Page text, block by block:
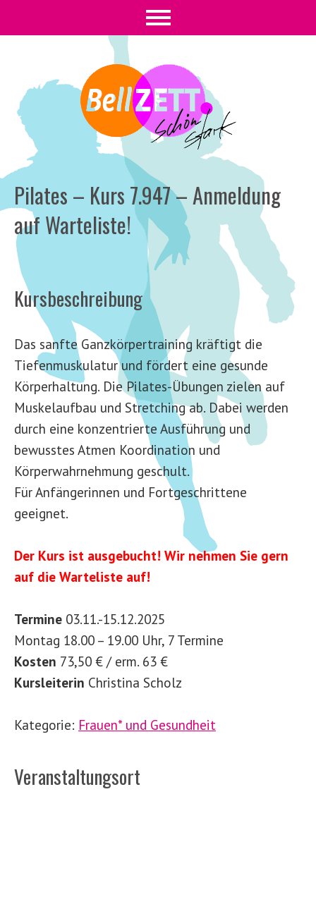
Pilates – Kurs 7.947 – Anmeldung
auf Warteliste!
Kursbeschreibung
Das sanfte Ganzkörpertraining kräftigt die
Tiefenmuskulatur und fördert eine gesunde
Körperhaltung. Die Pilates-Übungen zielen auf
Muskelaufbau und Stretching ab. Dabei werden
durch eine konzentrierte Ausführung und
bewusstes Atmen Koordination und
Körperwahrnehmung geschult.
Für Anfängerinnen und Fortgeschrittene
geeignet.
Der Kurs ist ausgebucht! Wir nehmen Sie gern
auf die Warteliste auf!
Termine 03.11.-15.12.2025
Montag 18.00 – 19.00 Uhr, 7 Termine
Kosten 73,50 € / erm. 63 €
Kursleiterin Christina Scholz
Kategorie: Frauen* und Gesundheit
Veranstaltungsort